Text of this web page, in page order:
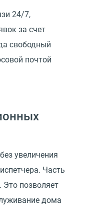
24/7,
за счет
свободный
почтой
увеличения
Часть
позволяет
дома